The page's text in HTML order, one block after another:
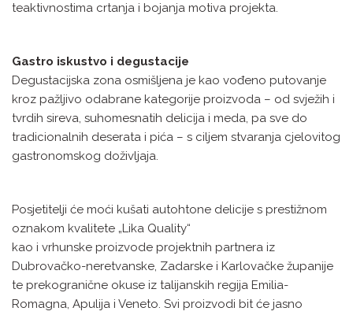
teaktivnostima crtanja i bojanja motiva projekta.
Gastro iskustvo i degustacije
Degustacijska zona osmišljena je kao vođeno putovanje
kroz pažljivo odabrane kategorije proizvoda – od svježih i
tvrdih sireva, suhomesnatih delicija i meda, pa sve do
tradicionalnih deserata i pića – s ciljem stvaranja cjelovitog
gastronomskog doživljaja.
Posjetitelji će moći kušati autohtone delicije s prestižnom
oznakom kvalitete „Lika Quality“
kao i vrhunske proizvode projektnih partnera iz
Dubrovačko-neretvanske, Zadarske i Karlovačke županije
te prekogranične okuse iz talijanskih regija Emilia-
Romagna, Apulija i Veneto. Svi proizvodi bit će jasno